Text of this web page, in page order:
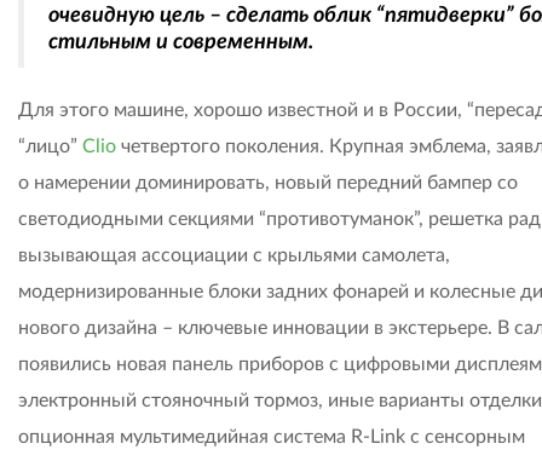
очевидную цель – сделать облик “пятидверки”
стильным и современным.
Для этого машине, хорошо известной и в России,
“лицо” Clio четвертого поколения. Крупная эмблема,
о намерении доминировать, новый передний бампер со
светодиодными секциями “противотуманок”, решетка
вызывающая ассоциации с крыльями самолета,
модернизированные блоки задних фонарей и колесные
нового дизайна – ключевые инновации в экстерьере. В
появились новая панель приборов с цифровыми
электронный стояночный тормоз, иные варианты
опционная мультимедийная система R-Link с сенсорным